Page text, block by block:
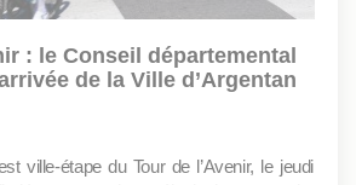
: le Conseil départemental
de la Ville d’Argentan
ville-étape du Tour de l’Avenir, le jeudi